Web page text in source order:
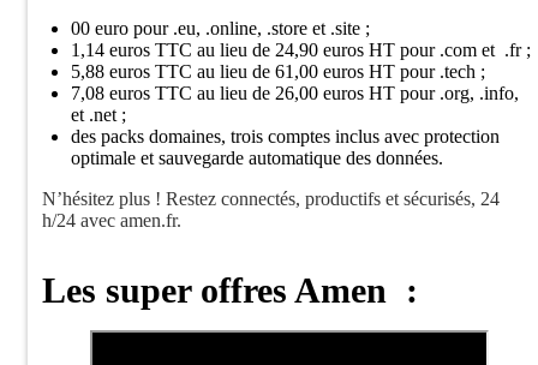
00 euro pour .eu, .online, .store et .site ;
1,14 euros TTC au lieu de 24,90 euros HT pour .com et .fr ;
5,88 euros TTC au lieu de 61,00 euros HT pour .tech ;
7,08 euros TTC au lieu de 26,00 euros HT pour .org, .info,
et .net ;
des packs domaines, trois comptes inclus avec protection
optimale et sauvegarde automatique des données.
N’hésitez plus ! Restez connectés, productifs et sécurisés, 24
h/24 avec amen.fr.
Les super offres Amen :